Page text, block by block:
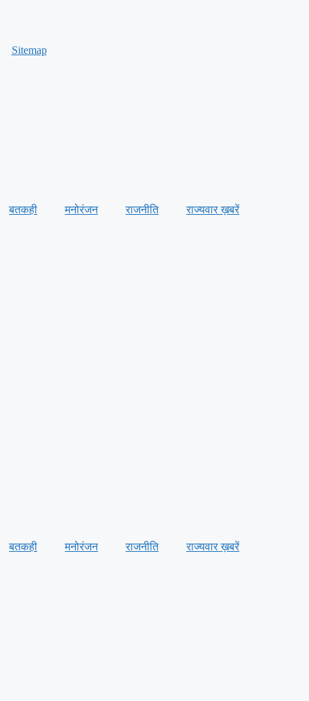
Sitemap
बतकही मनोरंजन राजनीति राज्यवार ख़बरें
बतकही मनोरंजन राजनीति राज्यवार ख़बरें